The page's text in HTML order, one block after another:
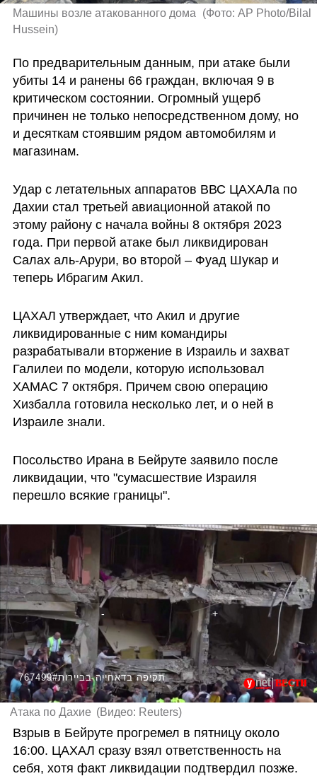
Машины возле атакованного дома (Фото: AP Photo/Bilal
Hussein)
По предварительным данным, при атаке были
убиты 14 и ранены 66 граждан, включая 9 в
критическом состоянии. Огромный ущерб
причинен не только непосредственном дому, но
и десяткам стоявшим рядом автомобилям и
магазинам.
Удар с летательных аппаратов ВВС ЦАХАЛа по
Дахии стал третьей авиационной атакой по
этому району с начала войны 8 октября 2023
года. При первой атаке был ликвидирован
Салах аль-Арури, во второй – Фуад Шукар и
теперь Ибрагим Акил.
ЦАХАЛ утверждает, что Акил и другие
ликвидированные с ним командиры
разрабатывали вторжение в Израиль и захват
Галилеи по модели, которую использовал
ХАМАС 7 октября. Причем свою операцию
Хизбалла готовила несколько лет, и о ней в
Израиле знали.
Посольство Ирана в Бейруте заявило после
ликвидации, что "сумасшествие Израиля
перешло всякие границы".
767499#תקיפה בדאחייה בביירות
Атака по Дахие (Видео: Reuters)
Взрыв в Бейруте прогремел в пятницу около
16:00. ЦАХАЛ сразу взял ответственность на
себя, хотя факт ликвидации подтвердил позже.